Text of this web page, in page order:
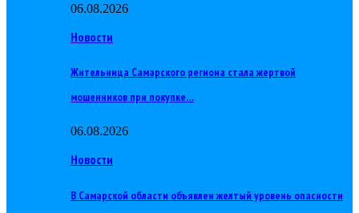
06.08.2026
Новости
Жительница Самарского региона стала жертвой
мошенников при покупке…
06.08.2026
Новости
В Самарской области объявлен желтый уровень опасности